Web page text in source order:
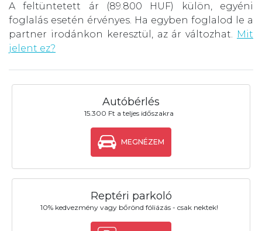
A feltüntetett ár (89.800 HUF) külön, egyéni
foglalás esetén érvényes. Ha egyben foglalod le a
partner irodánkon keresztül, az ár változhat. Mit
jelent ez?
Autóbérlés
15.300 Ft a teljes időszakra
MEGNÉZEM
Reptéri parkoló
10% kedvezmény vagy bőrönd fóliázás - csak nektek!